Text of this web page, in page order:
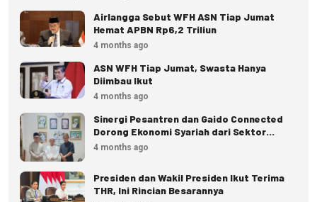
Airlangga Sebut WFH ASN Tiap Jumat
Hemat APBN Rp6,2 Triliun
4 months ago
ASN WFH Tiap Jumat, Swasta Hanya
Diimbau Ikut
4 months ago
Sinergi Pesantren dan Gaido Connected
Dorong Ekonomi Syariah dari Sektor
Pangan
4 months ago
Presiden dan Wakil Presiden Ikut Terima
THR, Ini Rincian Besarannya